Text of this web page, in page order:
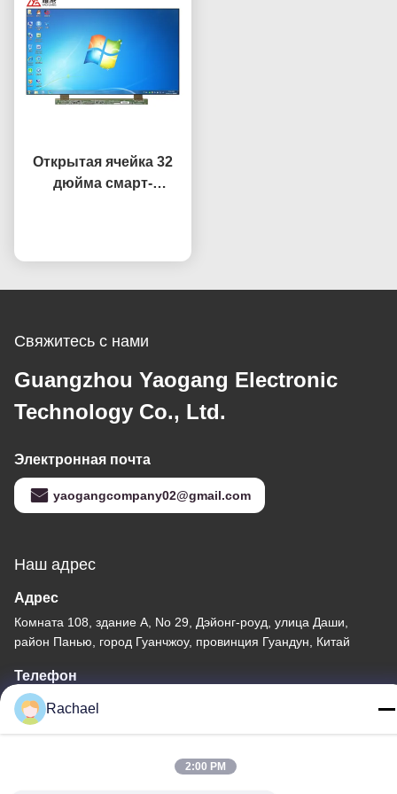
Открытая ячейка 32
дюйма смарт-
Свяжитесь с нами
Guangzhou Yaogang Electronic
Technology Co., Ltd.
Электронная почта
yaogangcompany02@gmail.com
Наш адрес
Адрес
Комната 108, здание А, No 29, Дэйонг-роуд, улица Даши,
район Панью, город Гуанчжоу, провинция Гуандун, Китай
Телефон
0086-15112103717
Rachael
2:00 PM